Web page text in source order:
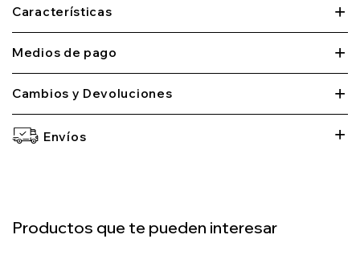
Características
Medios de pago
Cambios y Devoluciones
Envíos
Productos que te pueden interesar